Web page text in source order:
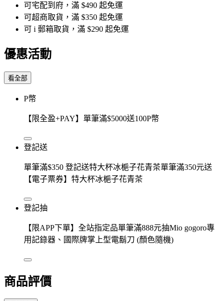
可宅配到府，滿 $490 起免運
可超商取貨，滿 $350 起免運
可 i 郵箱取貨，滿 $290 起免運
優惠活動
看全部
P幣
【限全盈+PAY】單筆滿$5000送100P幣
登記送
單筆滿$350 登記送特大杯冰梔子花青茶單筆滿350元送
【電子票券】特大杯冰梔子花青茶
登記抽
【限APP下單】全站指定品單筆滿888元抽Mio gogoro專
用記錄器、國際牌掌上型電鬍刀 (顏色隨機)
商品評價